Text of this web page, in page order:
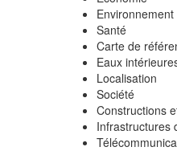
Environnement
Santé
Carte de
Eaux
Localisation
Société
Constructions
Infrastructures